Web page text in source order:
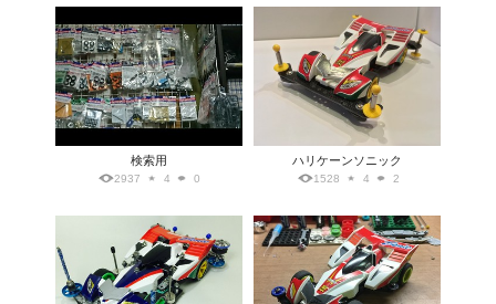
検索用
2937 4 0
ハリケーンソニック
1528 4 2